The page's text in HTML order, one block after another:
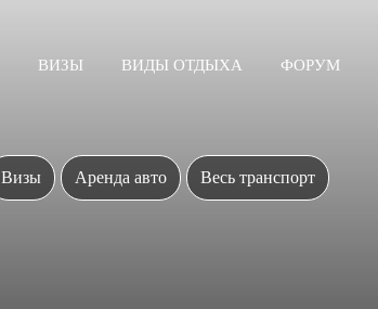
ВИЗЫ ВИДЫ ОТДЫХА ФОРУМ
Визы Аренда авто Весь транспорт